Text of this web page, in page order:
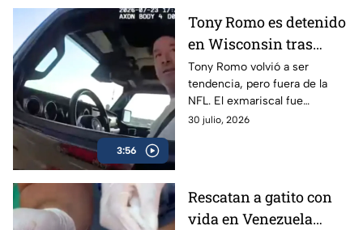
3:56
Tony Romo es detenido
en Wisconsin tras
negarse a realizar la
prueba de alcohol
Tony Romo volvió a ser
tendencia, pero fuera de la
NFL. El exmariscal fue
detenido tras negarse a una
30 julio, 2026
Rescatan a gatito con
vida en Venezuela